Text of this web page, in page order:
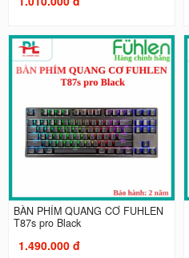
BÀN PHÍM QUANG CƠ FUHLEN
T87s pro Black
1.490.000 đ